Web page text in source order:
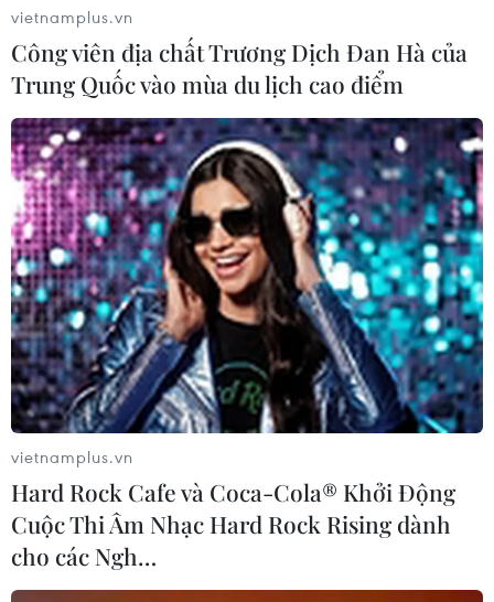
Các hãng hàng không Trung Quốc tăng
cường biện pháp đảm bảo an toàn
23/03/2022 12:01
Sau vụ tai nạn, toàn ngành hàng không dân dụng Trung
Quốc thực hiện đợt thanh tra về an toàn hàng không
trong 2 tuần nhằm tăng cường giám sát các rủi ro và
đảm bảo an toàn cho hoạt động hàng không.
vietnamplus.vn
Công viên địa chất Trương Dịch Đan Hà của
Trung Quốc vào mùa du lịch cao điểm
vietnamplus.vn
Hard Rock Cafe và Coca-Cola® Khởi Động
Cuộc Thi Âm Nhạc Hard Rock Rising dành
cho các Ngh…